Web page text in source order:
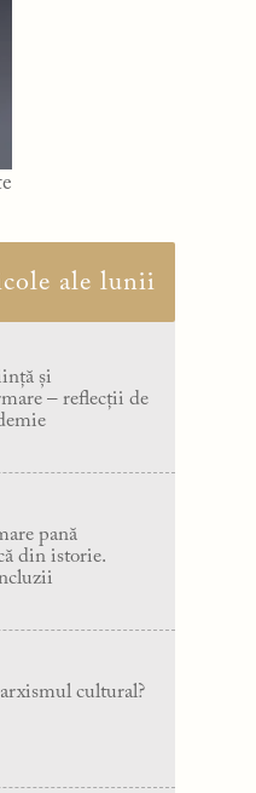
ale lunii
și
– reflecții de
pană
din istorie.
cultural?